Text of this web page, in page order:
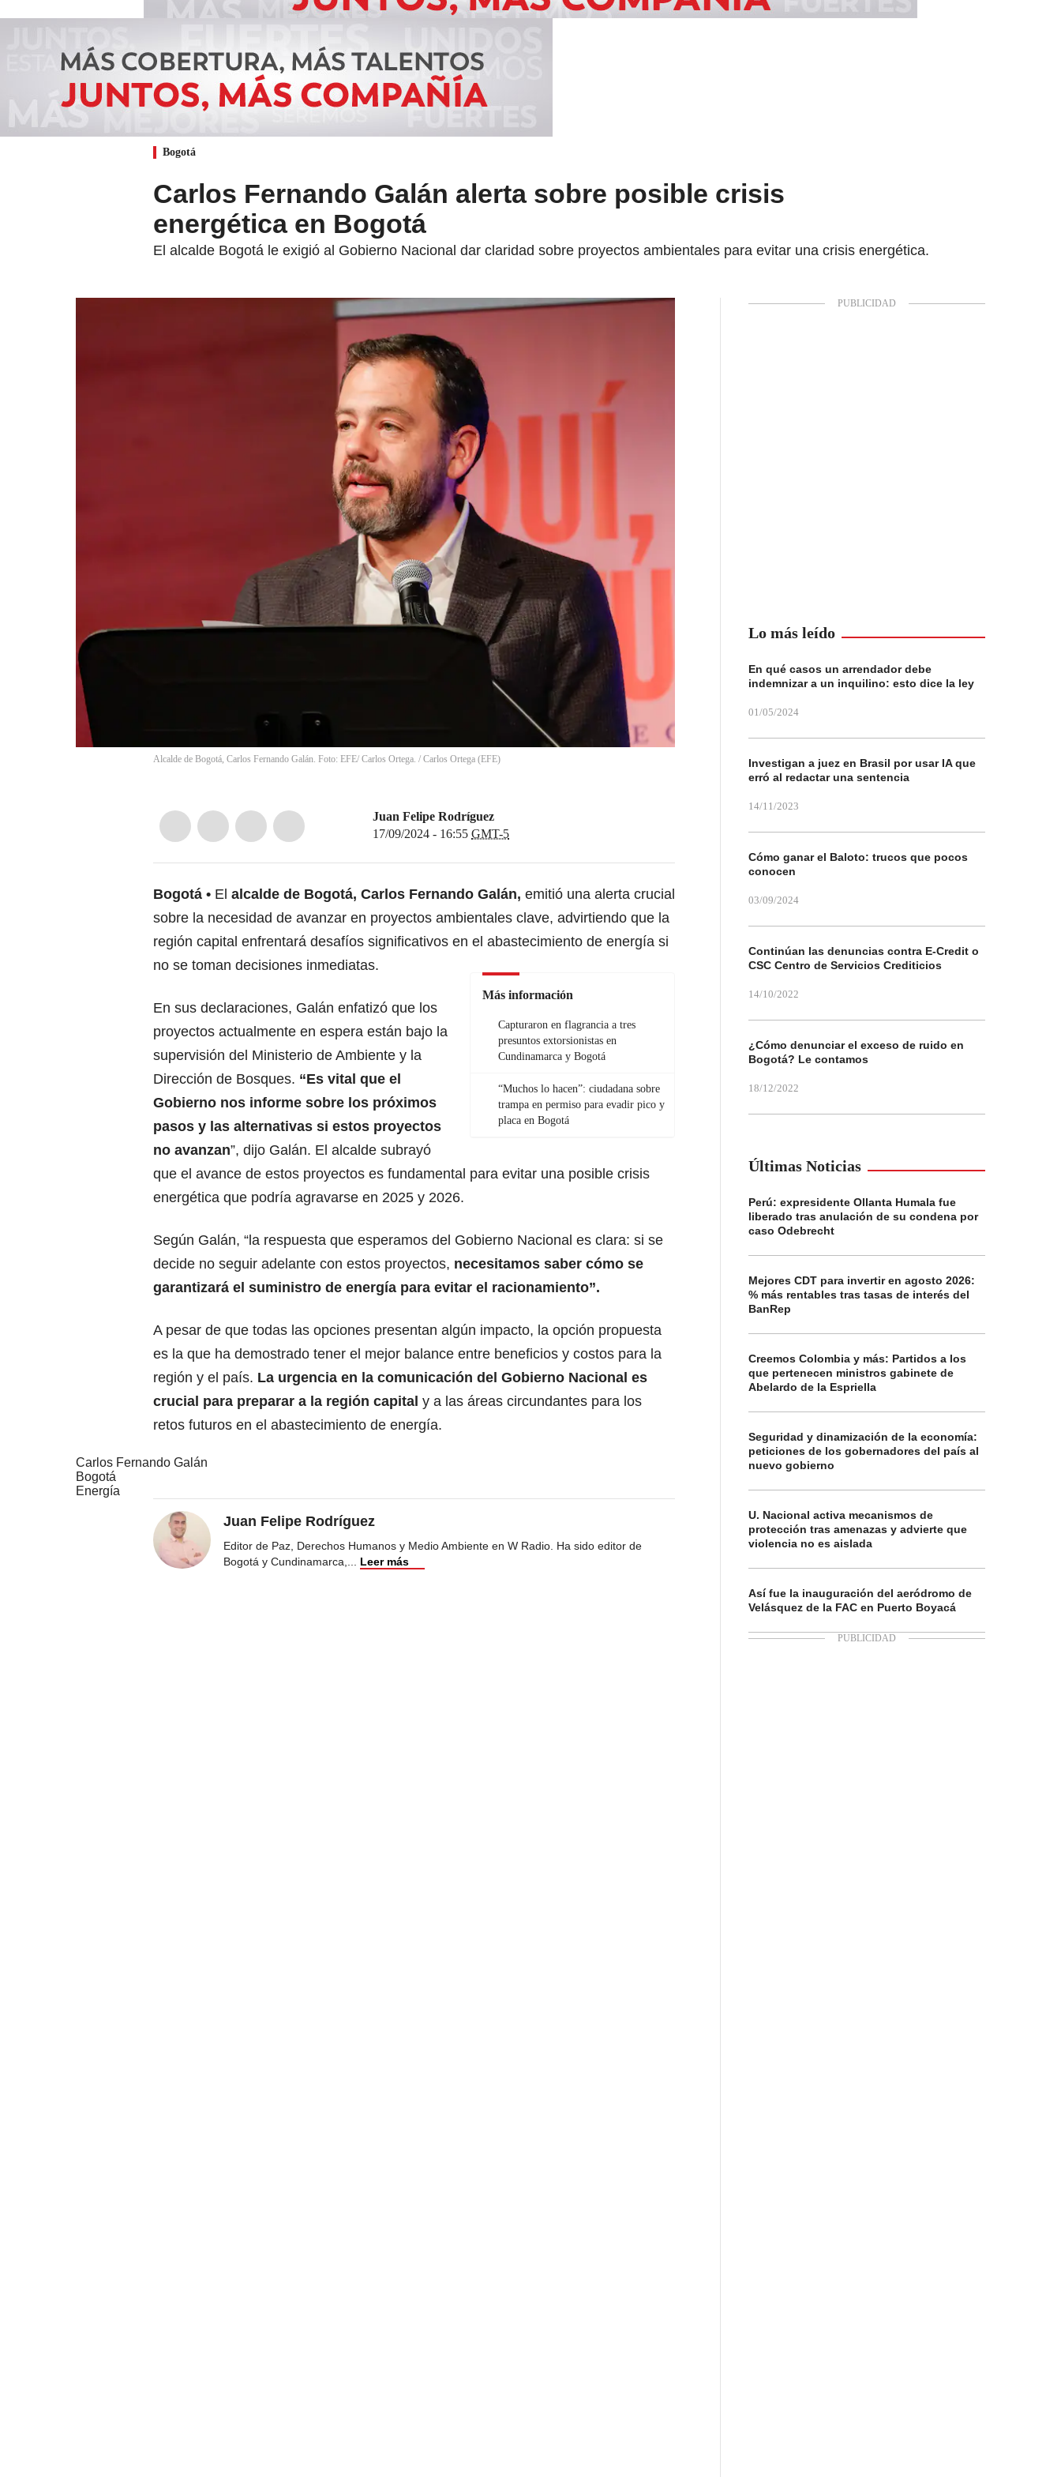
Bogotá
Carlos Fernando Galán alerta sobre posible crisis
energética en Bogotá
El alcalde Bogotá le exigió al Gobierno Nacional dar claridad sobre proyectos ambientales para evitar una crisis energética.
Alcalde de Bogotá, Carlos Fernando Galán. Foto: EFE/ Carlos Ortega. / Carlos Ortega (EFE)
Juan Felipe Rodríguez
17/09/2024 - 16:55 GMT-5
Bogotá El alcalde de Bogotá, Carlos Fernando Galán, emitió una alerta crucial
sobre la necesidad de avanzar en proyectos ambientales clave, advirtiendo que la
región capital enfrentará desafíos significativos en el abastecimiento de energía si
no se toman decisiones inmediatas.
Más información
Capturaron en flagrancia a tres
presuntos extorsionistas en
Cundinamarca y Bogotá
“Muchos lo hacen”: ciudadana sobre
trampa en permiso para evadir pico y
placa en Bogotá
En sus declaraciones, Galán enfatizó que los
proyectos actualmente en espera están bajo la
supervisión del Ministerio de Ambiente y la
Dirección de Bosques. “Es vital que el
Gobierno nos informe sobre los próximos
pasos y las alternativas si estos proyectos
no avanzan”, dijo Galán. El alcalde subrayó
que el avance de estos proyectos es fundamental para evitar una posible crisis
energética que podría agravarse en 2025 y 2026.
Según Galán, “la respuesta que esperamos del Gobierno Nacional es clara: si se
decide no seguir adelante con estos proyectos, necesitamos saber cómo se
garantizará el suministro de energía para evitar el racionamiento”.
A pesar de que todas las opciones presentan algún impacto, la opción propuesta
es la que ha demostrado tener el mejor balance entre beneficios y costos para la
región y el país. La urgencia en la comunicación del Gobierno Nacional es
crucial para preparar a la región capital y a las áreas circundantes para los
retos futuros en el abastecimiento de energía.
Carlos Fernando Galán
Bogotá
Energía
Juan Felipe Rodríguez
Editor de Paz, Derechos Humanos y Medio Ambiente en W Radio. Ha sido editor de
Bogotá y Cundinamarca,... Leer más
Lo más leído
En qué casos un arrendador debe
indemnizar a un inquilino: esto dice la ley
01/05/2024
Investigan a juez en Brasil por usar IA que
erró al redactar una sentencia
14/11/2023
Cómo ganar el Baloto: trucos que pocos
conocen
03/09/2024
Continúan las denuncias contra E-Credit o
CSC Centro de Servicios Crediticios
14/10/2022
¿Cómo denunciar el exceso de ruido en
Bogotá? Le contamos
18/12/2022
Últimas Noticias
Perú: expresidente Ollanta Humala fue
liberado tras anulación de su condena por
caso Odebrecht
Mejores CDT para invertir en agosto 2026:
% más rentables tras tasas de interés del
BanRep
Creemos Colombia y más: Partidos a los
que pertenecen ministros gabinete de
Abelardo de la Espriella
Seguridad y dinamización de la economía:
peticiones de los gobernadores del país al
nuevo gobierno
U. Nacional activa mecanismos de
protección tras amenazas y advierte que
violencia no es aislada
Así fue la inauguración del aeródromo de
Velásquez de la FAC en Puerto Boyacá